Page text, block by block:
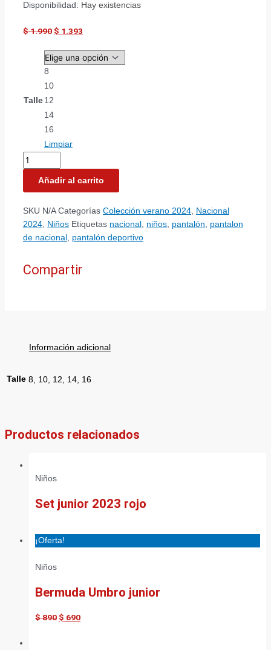
Disponibilidad: Hay existencias
$1.990 $ 1.393
Talle
8
10
12
14
16
Limpiar
Añadir al carrito
SKU N/A Categorías Colección verano 2024, Nacional
2024, Niños Etiquetas nacional , niños, pantalón, pantalon
de nacional , pantalón deportivo
Compartir
Información adicional
Talle 8, 10, 12, 14, 16
Productos relacionados
Niños
Set junior 2023 rojo
¡Oferta!
Niños
Bermuda Umbro junior
$890 $ 690